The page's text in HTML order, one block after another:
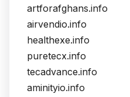
artforafghans.info
airvendio.info
healthexe.info
puretecx.info
tecadvance.info
aminityio.info